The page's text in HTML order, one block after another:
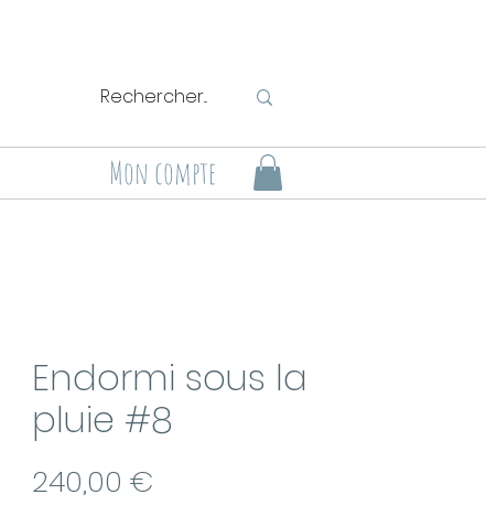
Mon compte
Endormi sous la
pluie #8
240,00 €